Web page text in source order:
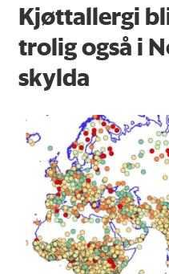
Kjøttallergi
trolig også i
skylda